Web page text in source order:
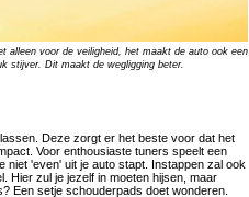
alleen voor de veiligheid, het maakt de auto ook een
stijver. Dit maakt de wegligging beter.
Deze zorgt er het beste voor dat het
Voor enthousiaste tuners speelt een
niet 'even' uit je auto stapt. Instappen zal ook
Hier zul je jezelf in moeten hijsen, maar
Een setje schouderpads doet wonderen.